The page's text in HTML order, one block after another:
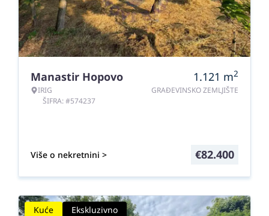
Manastir Hopovo
IRIG
ŠIFRA: #574237
1.121 m2
GRAĐEVINSKO ZEMLJIŠTE
Više o nekretnini > €82.400
Kuće Ekskluzivno